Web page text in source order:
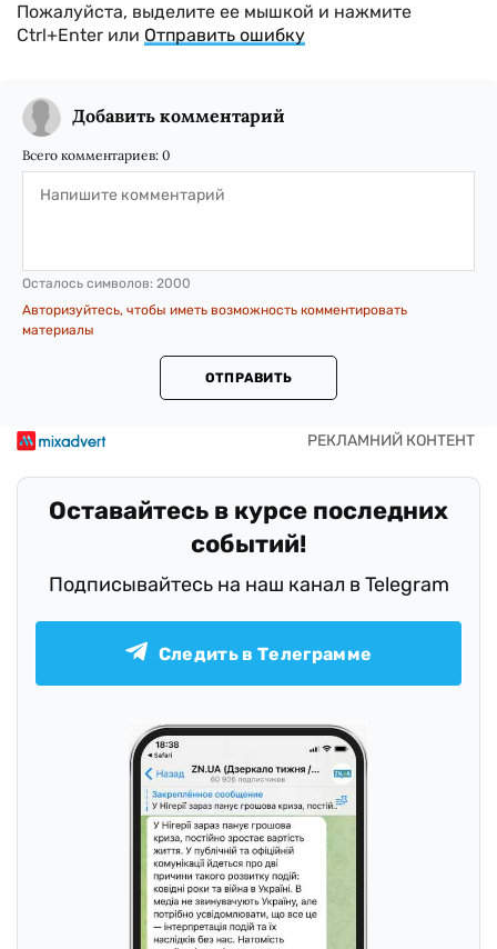
Пожалуйста, выделите ее мышкой и нажмите
Ctrl+Enter или Отправить ошибку
Добавить комментарий
Всего комментариев: 0
Осталось символов: 2000
Авторизуйтесь, чтобы иметь возможность комментировать
материалы
ОТПРАВИТЬ
Оставайтесь в курсе последних
событий!
Подписывайтесь на наш канал в Telegram
Следить в Телеграмме